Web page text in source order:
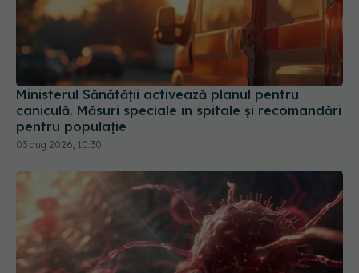
Ministerul Sănătății activează planul pentru
caniculă. Măsuri speciale în spitale și recomandări
pentru populație
03 aug 2026, 10:30